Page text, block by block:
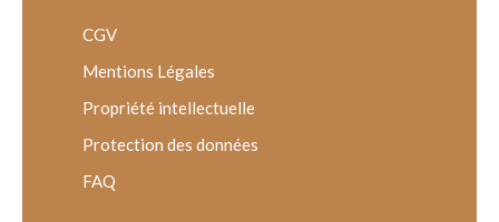
CGV
Mentions Légales
Propriété intellectuelle
Protection des données
FAQ